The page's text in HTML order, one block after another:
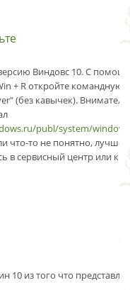
Виндовс 10. C
+ R откройте командную
(без кавычек).
publ/system/
что-то не понятно, лучше
в сервисный центр или к
10 из того что